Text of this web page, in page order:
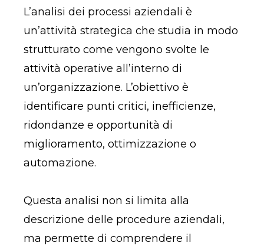
L’analisi dei processi aziendali è
un’attività strategica che studia in modo
strutturato come vengono svolte le
attività operative all’interno di
un’organizzazione. L’obiettivo è
identificare punti critici, inefficienze,
ridondanze e opportunità di
miglioramento, ottimizzazione o
automazione.
Questa analisi non si limita alla
descrizione delle procedure aziendali,
ma permette di comprendere il